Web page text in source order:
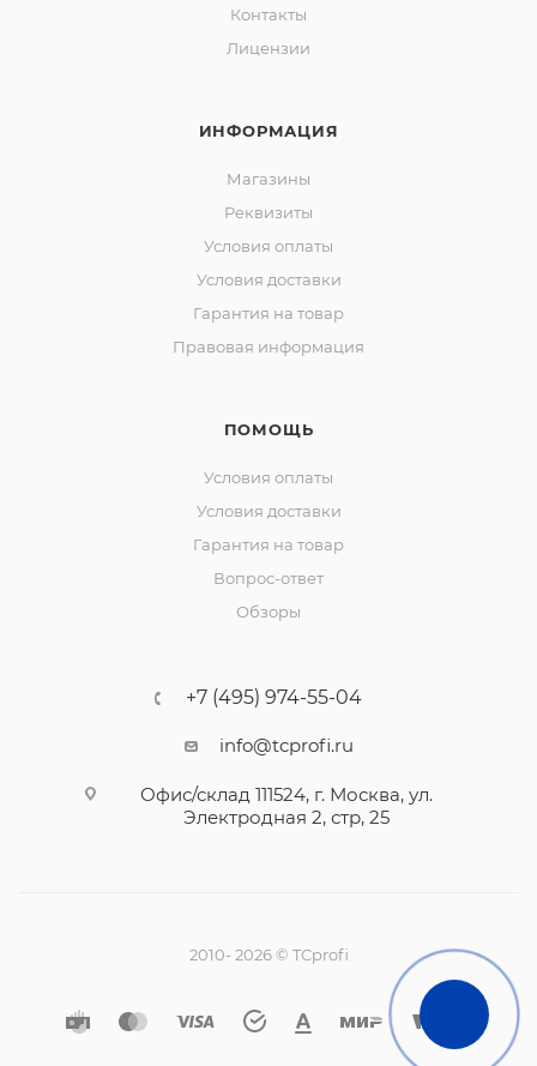
Контакты
Лицензии
ИНФОРМАЦИЯ
Магазины
Реквизиты
Условия оплаты
Условия доставки
Гарантия на товар
Правовая информация
ПОМОЩЬ
Условия оплаты
Условия доставки
Гарантия на товар
Вопрос-ответ
Обзоры
+7 (495) 974-55-04
info@tcprofi.ru
Офис/склад 111524, г. Москва, ул.
Электродная 2, стр, 25
2010- 2026 © TCprofi